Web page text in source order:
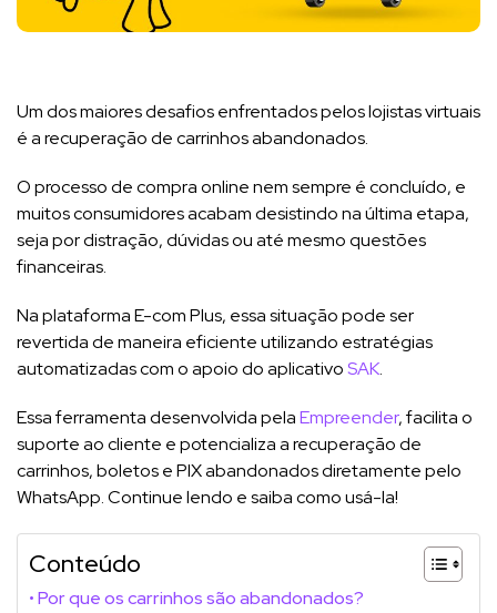
Um dos maiores desafios enfrentados pelos lojistas virtuais
é a recuperação de carrinhos abandonados.
O processo de compra online nem sempre é concluído, e
muitos consumidores acabam desistindo na última etapa,
seja por distração, dúvidas ou até mesmo questões
financeiras.
Na plataforma E-com Plus, essa situação pode ser
revertida de maneira eficiente utilizando estratégias
automatizadas com o apoio do aplicativoSAK.
Essa ferramenta desenvolvida pelaEmpreender, facilita o
suporte ao cliente e potencializa a recuperação de
carrinhos, boletos e PIX abandonados diretamente pelo
WhatsApp. Continue lendo e saiba como usá-la!
Conteúdo
Por que os carrinhos são abandonados?